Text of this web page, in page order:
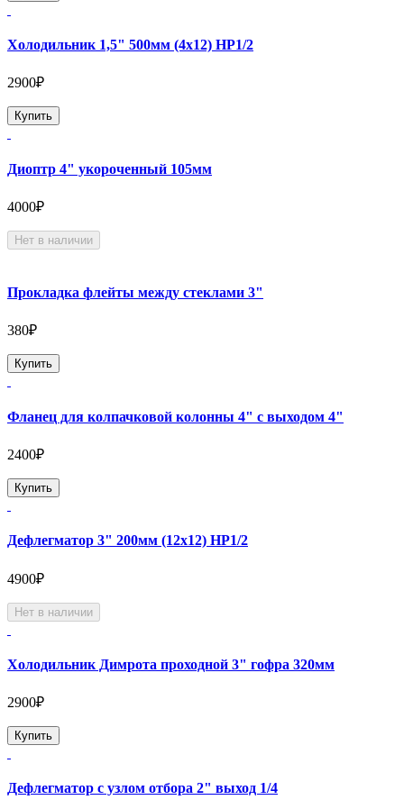
Холодильник 1,5" 500мм (4х12) НР1/2
2900₽
Купить
Диоптр 4" укороченный 105мм
4000₽
Нет в наличии
Прокладка флейты между стеклами 3"
380₽
Купить
Фланец для колпачковой колонны 4" с выходом 4"
2400₽
Купить
Дефлегматор 3" 200мм (12х12) НР1/2
4900₽
Нет в наличии
Холодильник Димрота проходной 3" гофра 320мм
2900₽
Купить
Дефлегматор с узлом отбора 2" выход 1/4